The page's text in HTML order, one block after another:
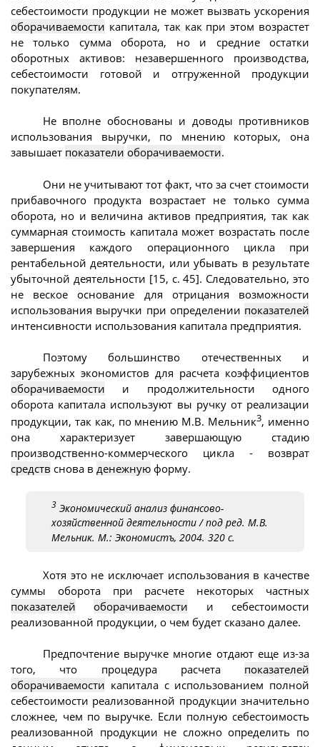
себестоимости продукции не может вызвать ускорения
оборачиваемости капитала, так как при этом возрастет
не только сумма оборота, но и средние остатки
оборотных активов: незавершенного производства,
себестоимости готовой и отгруженной продукции
покупателям.
Не вполне обоснованы и доводы противников
использования выручки, по мнению которых, она
завышает показатели оборачиваемости.
Они не учитывают тот факт, что за счет стоимости
прибавочного продукта возрастает не только сумма
оборота, но и величина активов предприятия, так как
суммарная стоимость капитала может возрастать после
завершения каждого операционного цикла при
рентабельной деятельности, или убывать в результате
убыточной деятельности [15, с. 45]. Следовательно, это
не веское основание для отрицания возможности
использования выручки при определении показателей
интенсивности использования капитала предприятия.
Поэтому большинство отечественных и
зарубежных экономистов для расчета коэффициентов
оборачиваемости и продолжительности одного
оборота капитала используют вы ручку от реализации
продукции, так как, по мнению М.В. Мельник3, именно
она характеризует завершающую стадию
производственно-коммерческого цикла - возврат
средств снова в денежную форму.
3 Экономический анализ финансово-
хозяйственной деятельности / под ред. М.В.
Мельник. М.: Экономистъ, 2004. 320 с.
Хотя это не исключает использования в качестве
суммы оборота при расчете некоторых частных
показателей
оборачиваемости и себестоимости
реализованной продукции, о чем будет сказано далее.
Предпочтение выручке многие отдают еще из-за
того, что процедура расчета показателей
оборачиваемости капитала с использованием полной
себестоимости реализованной продукции значительно
сложнее, чем по выручке. Если полную себестоимость
реализованной продукции не сложно определить по